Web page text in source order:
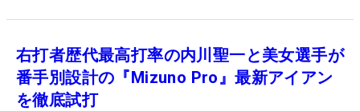
右打者歴代最高打率の内川聖一と美女選手が
番手別設計の『Mizuno Pro』最新アイアン
を徹底試打